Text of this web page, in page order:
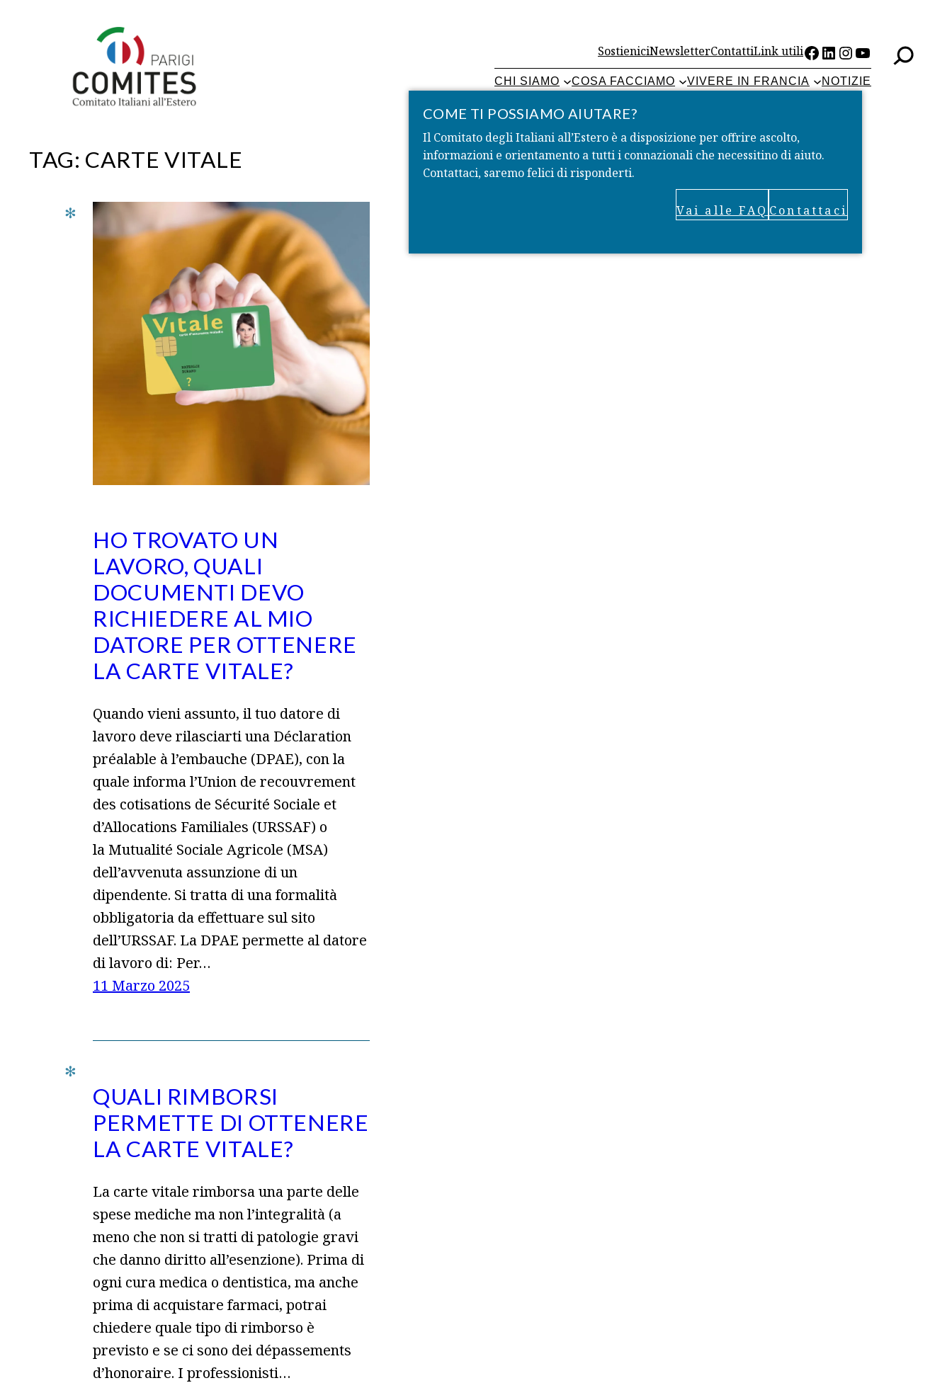
SostieniciNewsletterContattiLink utiliFacebook
LinkedIn
Instagram
YouTube
CHI SIAMO COSA FACCIAMO VIVERE IN FRANCIA NOTIZIE
COME TI POSSIAMO AIUTARE?
Il Comitato degli Italiani all’Estero è a disposizione per offrire ascolto,
informazioni e orientamento a tutti i connazionali che necessitino di aiuto.
Contattaci, saremo felici di risponderti.
Vai alle FAQ Contattaci
TAG: CARTE VITALE
HO TROVATO UN
LAVORO, QUALI
DOCUMENTI DEVO
RICHIEDERE AL MIO
DATORE PER OTTENERE
LA CARTE VITALE?
Quando vieni assunto, il tuo datore di
lavoro deve rilasciarti una Déclaration
préalable à l’embauche (DPAE), con la
quale informa l’Union de recouvrement
des cotisations de Sécurité Sociale et
d’Allocations Familiales (URSSAF) o
la Mutualité Sociale Agricole (MSA)
dell’avvenuta assunzione di un
dipendente. Si tratta di una formalità
obbligatoria da effettuare sul sito
dell’URSSAF. La DPAE permette al datore
di lavoro di: Per…
11 Marzo 2025
QUALI RIMBORSI
PERMETTE DI OTTENERE
LA CARTE VITALE?
La carte vitale rimborsa una parte delle
spese mediche ma non l’integralità (a
meno che non si tratti di patologie gravi
che danno diritto all’esenzione). Prima di
ogni cura medica o dentistica, ma anche
prima di acquistare farmaci, potrai
chiedere quale tipo di rimborso è
previsto e se ci sono dei dépassements
d’honoraire. I professionisti…